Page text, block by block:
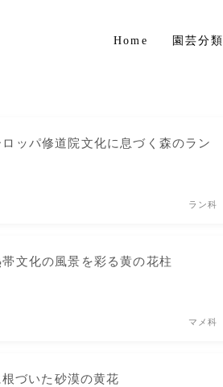
Home 園芸分類
球根植物
ッパ修道院文化に息づく森のラン
ラン科
文化の風景を彩る黄の花柱
マメ科
づいた砂漠の黄花